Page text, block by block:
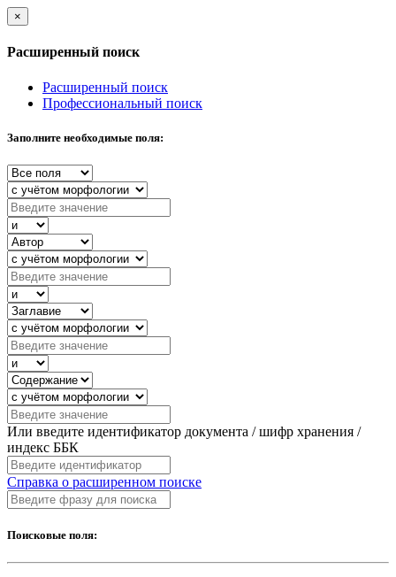
×
Расширенный поиск
Расширенный поиск
Профессиональный поиск
Заполните необходимые поля:
Или введите идентификатор документа / шифр хранения /
индекс ББК
Справка о расширенном поиске
Поисковые поля: